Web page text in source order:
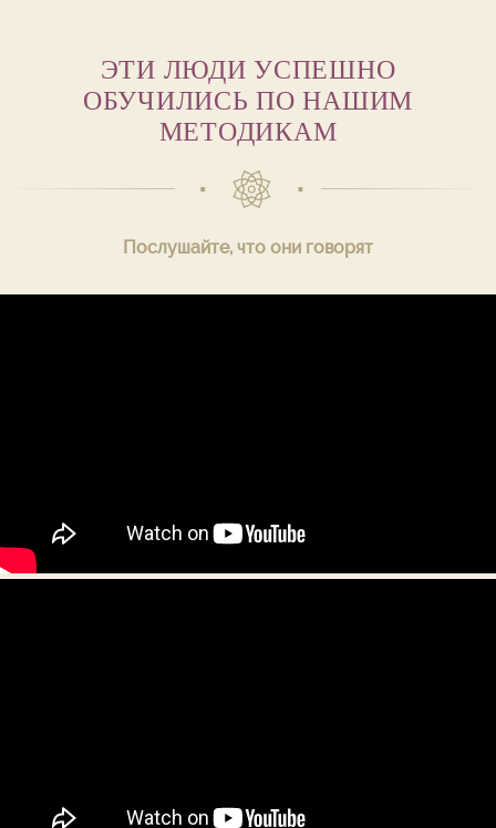
ЭТИ ЛЮДИ УСПЕШНО
ОБУЧИЛИСЬ ПО НАШИМ
МЕТОДИКАМ
Послушайте, что они говорят